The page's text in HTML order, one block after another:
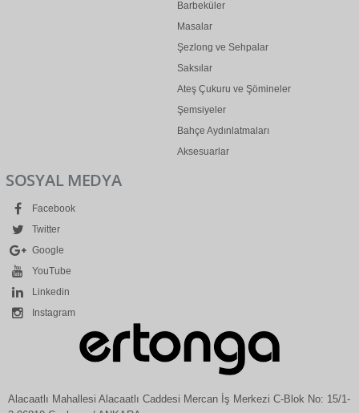
Barbeküler
Masalar
Şezlong ve Sehpalar
Saksılar
Ateş Çukuru ve Şömineler
Şemsiyeler
Bahçe Aydınlatmaları
Aksesuarlar
SOSYAL MEDYA
Facebook
Twitter
Google
YouTube
Linkedin
Instagram
Alacaatlı Mahallesi Alacaatlı Caddesi Mercan İş Merkezi C-Blok No: 15/1-